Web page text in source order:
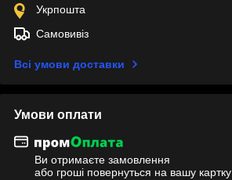
Укрпошта
Самовивіз
Всі умови доставки
Умови оплати
Ви отримаєте замовлення
або гроші повернуться на вашу картку